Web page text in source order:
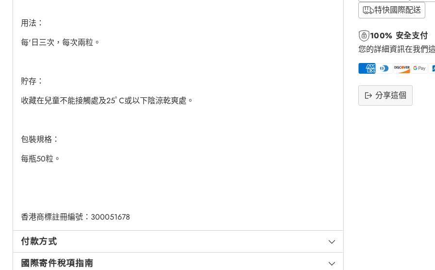
用法：
每'日三次，每次兩粒。
貯存：
收藏在兒童不能接觸處及25ﾟC或以下陰涼乾爽處。
包裝規格：
每瓶50粒。
香港商標註冊編號：300051678
付款方式
國際寄件稅項指南
特快國際配送
100% 安全支付
您的詳細資訊在我們
分享這個